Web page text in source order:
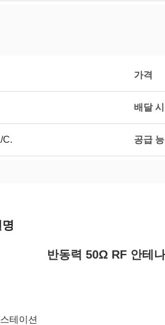
가격
배달
C. 공급 능
반동력 50Ω RF 안테
테이션